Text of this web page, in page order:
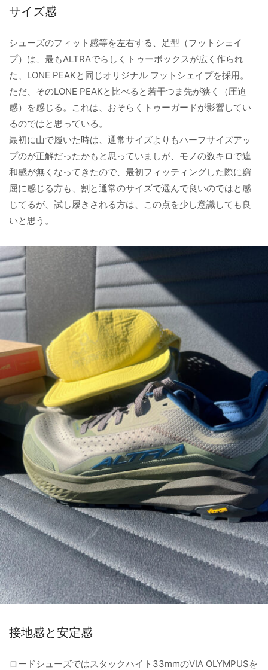
サイズ感
シューズのフィット感等を左右する、足型（フットシェイ
プ）は、最もALTRAでらしくトゥーボックスが広く作られ
た、LONE PEAKと同じオリジナル フットシェイプを採用。
ただ、そのLONE PEAKと比べると若干つま先が狭く（圧迫
感）を感じる。これは、おそらくトゥーガードが影響してい
るのではと思っている。
最初に山で履いた時は、通常サイズよりもハーフサイズアッ
プのが正解だったかもと思っていましが、モノの数キロで違
和感が無くなってきたので、最初フィッティングした際に窮
屈に感じる方も、割と通常のサイズで選んで良いのではと感
じてるが、試し履きされる方は、この点を少し意識しても良
いと思う。
接地感と安定感
ロードシューズではスタックハイト33mmのVIA OLYMPUSを